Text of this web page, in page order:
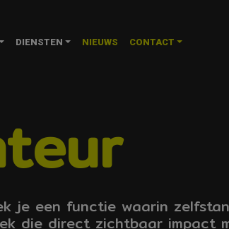
DIENSTEN NIEUWS CONTACT
een functie waarin
die direct zichtbaar impact